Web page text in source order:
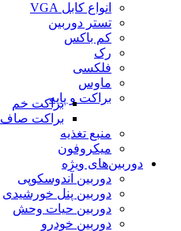
انواع کابل VGA
تستر دوربین
کم باکس
رک
فلکسی
ماوس
براکت و پایهبراکت خم
براکت صاف
منبع تغذیه
میکروفون
دوربین‌های ویژه
دوربین آندوسکوپی
دوربین پنل خورشیدی
دوربین حیات وحش
دوربین خودرو